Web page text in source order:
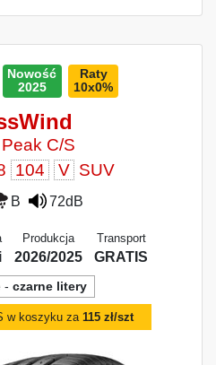
Nowość
2025
Raty
10x0%
C/S
104 V SUV
B 72dB
Produkcja
2026/2025
Transport
GRATIS
- czarne litery
w koszyku za115 zł/szt